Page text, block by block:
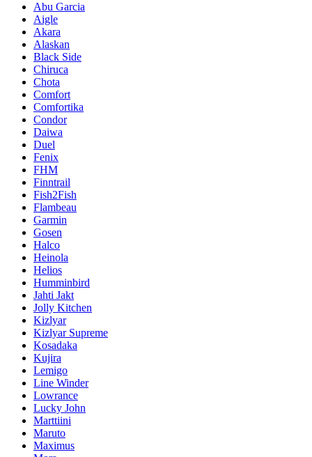
Abu Garcia
Aigle
Akara
Alaskan
Black Side
Chiruca
Chota
Comfort
Comfortika
Condor
Daiwa
Duel
Fenix
FHM
Finntrail
Fish2Fish
Flambeau
Garmin
Gosen
Halco
Heinola
Helios
Humminbird
Jahti Jakt
Jolly Kitchen
Kizlyar
Kizlyar Supreme
Kosadaka
Kujira
Lemigo
Line Winder
Lowrance
Lucky John
Marttiini
Maruto
Maximus